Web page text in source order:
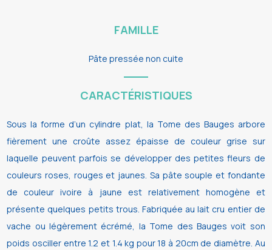
FAMILLE
Pâte pressée non cuite
CARACTÉRISTIQUES
Sous la forme d’un cylindre plat, la Tome des Bauges arbore
fièrement une croûte assez épaisse de couleur grise sur
laquelle peuvent parfois se développer des petites fleurs de
couleurs roses, rouges et jaunes. Sa pâte souple et fondante
de couleur ivoire à jaune est relativement homogène et
présente quelques petits trous. Fabriquée au lait cru entier de
vache ou légèrement écrémé, la Tome des Bauges voit son
poids osciller entre 1.2 et 1.4 kg pour 18 à 20cm de diamètre. Au